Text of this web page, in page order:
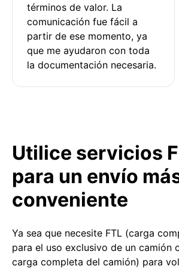
términos de valor. La
comunicación fue fácil a
partir de ese momento, ya
que me ayudaron con toda
la documentación necesaria.
Utilice servicios
para un envío
conveniente
Ya sea que necesite FTL (carga
para el uso exclusivo de un camión
carga completa del camión) para